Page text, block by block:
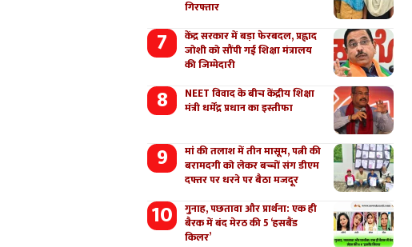
गिरफ्तार
केंद्र सरकार में बड़ा फेरबदल, प्रह्लाद
जोशी को सौंपी गई शिक्षा मंत्रालय
की जिम्मेदारी
NEET विवाद के बीच केंद्रीय शिक्षा
मंत्री धर्मेंद्र प्रधान का इस्तीफा
मां की तलाश में तीन मासूम, पत्नी की
बरामदगी को लेकर बच्चों संग डीएम
दफ्तर पर धरने पर बैठा मजदूर
गुनाह, पछतावा और प्रार्थना: एक ही
बैरक में बंद मेरठ की 5 ‘हसबैंड
किलर’